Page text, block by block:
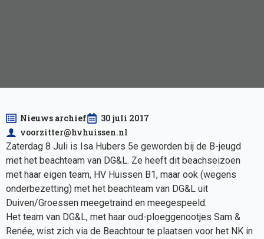
Nieuws archief
30 juli 2017
voorzitter@hvhuissen.nl
Zaterdag 8 Juli is Isa Hubers 5e geworden bij de B-jeugd
met het beachteam van DG&L. Ze heeft dit beachseizoen
met haar eigen team, HV Huissen B1, maar ook (wegens
onderbezetting) met het beachteam van DG&L uit
Duiven/Groessen meegetraind en meegespeeld.
Het team van DG&L, met haar oud-ploeggenootjes Sam &
Renée, wist zich via de Beachtour te plaatsen voor het NK in